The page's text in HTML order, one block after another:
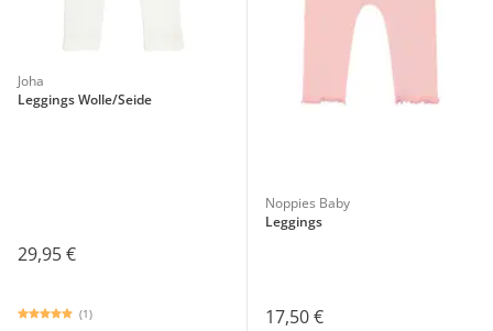
Joha
Leggings Wolle/Seide
29,95 €
(1)
Noppies Baby
Leggings
17,50 €